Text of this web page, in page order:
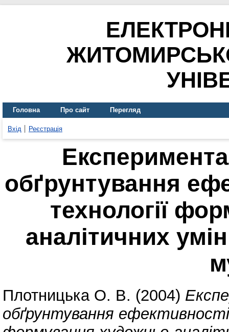
Головна Про сайт Перегляд
Вхід Реєстрація
обґрунтування
технології
аналітичних
Плотницька О. В. (2004)
обґрунтування ефективності